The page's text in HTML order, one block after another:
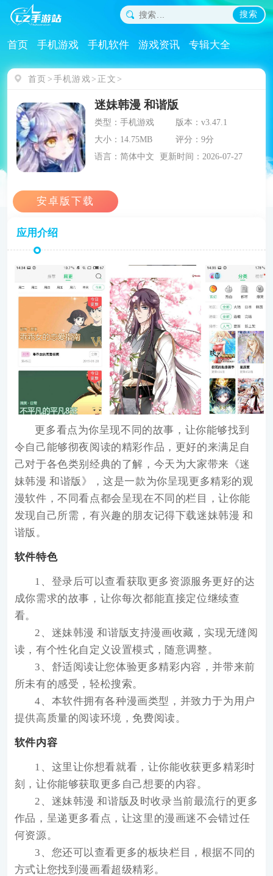
搜索
首页 手机游戏 手机软件 游戏资讯 专辑大全
首页 手机游戏 正文
迷妹韩漫 和谐版
类型：手机游戏
版本：v3.47.1
大小：14.75MB
评分：9分
语言：简体中文
更新时间：2026-07-27
应用介绍
更多看点为你呈现不同的故事，让你能够找到
令自己能够彻夜阅读的精彩作品，更好的来满足自
己对于各色类别经典的了解，今天为大家带来《迷
妹韩漫 和谐版 》，这是一款为你呈现更多精彩的观
漫软件，不同看点都会呈现在不同的栏目，让你能
发现自己所需，有兴趣的朋友记得下载迷妹韩漫 和
谐版。
软件特色
1、登录后可以查看获取更多资源服务更好的达
成你需求的故事，让你每次都能直接定位继续查
看。
2、迷妹韩漫 和谐版支持漫画收藏，实现无缝阅
读，有个性化自定义设置模式，随意调整。
3、舒适阅读让您体验更多精彩内容，并带来前
所未有的感受，轻松搜索。
4、本软件拥有各种漫画类型，并致力于为用户
提供高质量的阅读环境，免费阅读。
软件内容
1、这里让你想看就看，让你能收获更多精彩时
刻，让你能够获取更多自己想要的内容。
2、迷妹韩漫 和谐版及时收录当前最流行的更多
作品，呈递更多看点，让这里的漫画迷不会错过任
何资源。
3、您还可以查看更多的板块栏目，根据不同的
方式让您找到漫画看超级精彩。